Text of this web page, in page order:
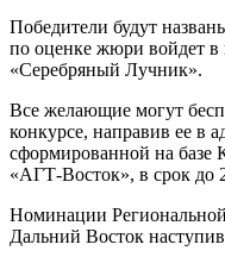
Победители будут
по оценке жюри войдет
«Серебряный Лучник».
Все желающие могут
конкурсе, направив ее в
сформированной на базе
«АГТ-Восток», в срок до
Номинации
Дальний Восток